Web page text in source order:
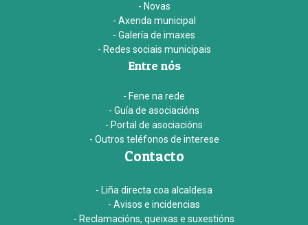
- Novas
- Axenda municipal
- Galería de imaxes
- Redes sociais municipais
Entre nós
- Fene na rede
- Guía de asociacións
- Portal de asociacións
- Outros teléfonos de interese
Contacto
- Liña directa coa alcaldesa
- Avisos e incidencias
- Reclamacións, queixas e suxestións